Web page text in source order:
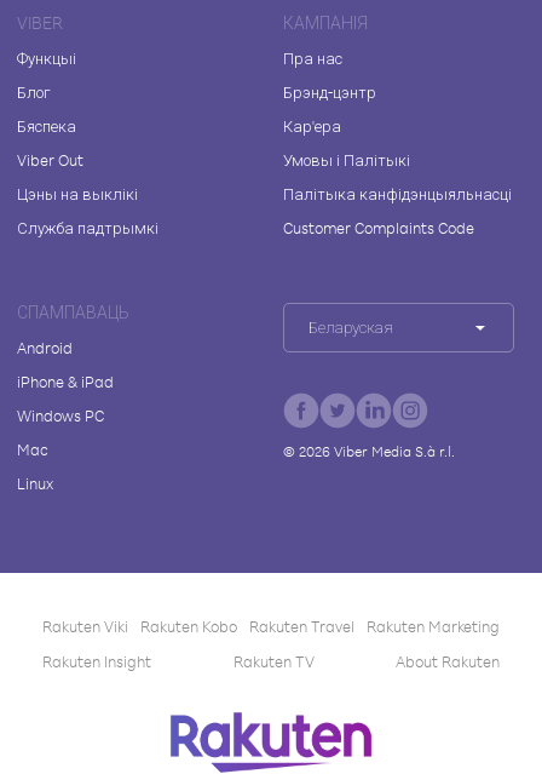
VIBER
Функцыі
Блог
Бяспека
Viber Out
Цэны на выклікі
Служба падтрымкі
КАМПАНІЯ
Пра нас
Брэнд-цэнтр
Кар'ера
Умовы і Палітыкі
Палітыка канфідэнцыяльнасці
Customer Complaints Code
СПАМПАВАЦЬ
Android
iPhone & iPad
Windows PC
Mac
Linux
Беларуская
© 2026Viber Media S.à r.l.
Rakuten Viki Rakuten Kobo Rakuten Travel
Rakuten Marketing
Rakuten Insight
Rakuten TV About Rakuten